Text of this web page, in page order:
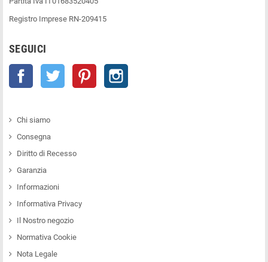
Registro Imprese RN-209415
SEGUICI
Facebook Twitter Pinterest
Chi siamo
Consegna
Diritto di Recesso
Garanzia
Informazioni
Informativa Privacy
Il Nostro negozio
Normativa Cookie
Nota Legale